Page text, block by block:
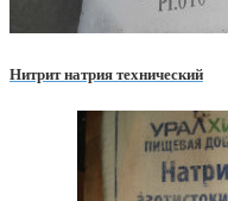
Нитрит натрия технический